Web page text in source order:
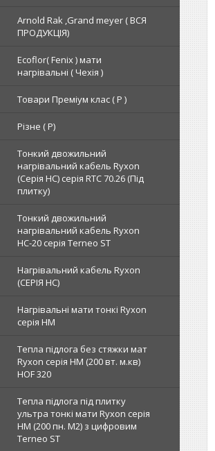
Arnold Rak ,Grand meyer ( ВСЯ
ПРОДУКЦІЯ)
Ecoflor( Fenix ) мати
нагрівальні ( Чехія )
Товари Преміум клас ( Р )
Різне ( Р)
Тонкий двожильний
нагрівальний кабель Ryxon
(Серія НС) серія RTC 70.26 (Під
плитку)
Тонкий двожильний
нагрівальний кабель Ryxon
HC-20 серія Terneo ST
Нагрівальний кабель Ryxon
(СЕРІЯ НС)
Нагрівальні мати тонкі Ryxon
серія НМ
Тепла підлога без стяжки мат
Ryxon серія НМ (200 вт. м.кв)
HOF 320
Тепла підлога під плитку
ультра тонкі мати Ryxon серія
НМ (200 пн. М2) з цифровим
Terneo ST